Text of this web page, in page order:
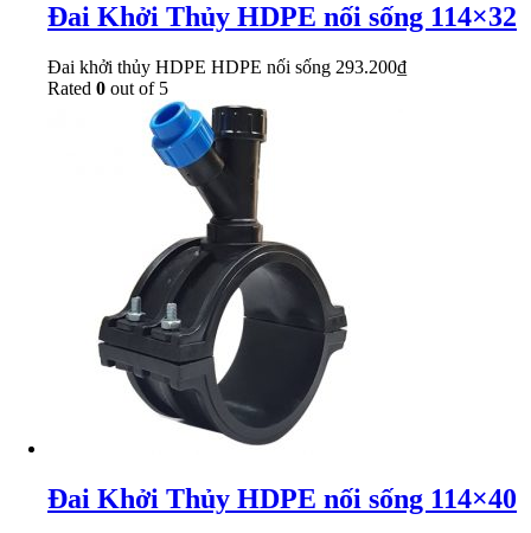
Đai Khởi Thủy HDPE nối sống 114×32
Đai khởi thủy HDPE HDPE nối sống 293.200₫
Rated 0 out of 5
Đai Khởi Thủy HDPE nối sống 114×40